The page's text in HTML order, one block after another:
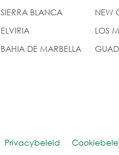
SIERRA BLANCA
ELVIRIA
BAHIA DE MARBELLA
NEW
LOS
Privacybeleid